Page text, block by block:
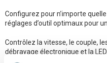
Configurez pour n’importe
réglages d’outil optimaux pour
Contrôlez la vitesse, le couple,
débrayage électronique et la LED.